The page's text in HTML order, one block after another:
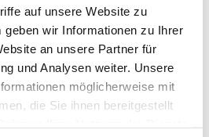
auf unsere Website zu
geben wir Informationen zu Ihrer
an unsere Partner für
und Analysen weiter. Unsere
möglicherweise mit
die Sie ihnen bereitgestellt